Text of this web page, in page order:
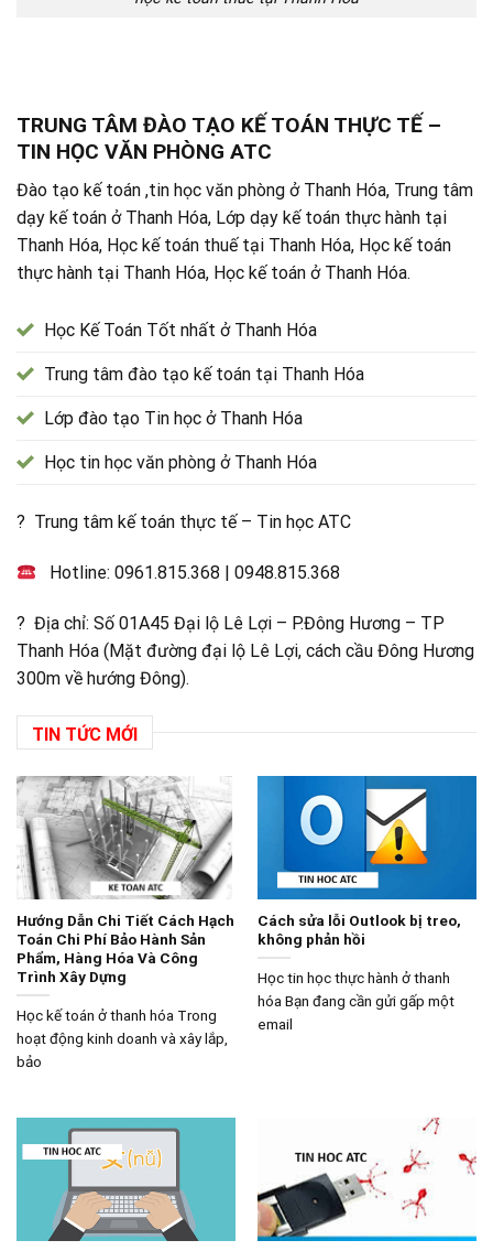
TRUNG TÂM ĐÀO TẠO KẾ TOÁN THỰC TẾ –
TIN HỌC VĂN PHÒNG ATC
Đào tạo kế toán ,tin học văn phòng ở Thanh Hóa, Trung tâm
dạy kế toán ở Thanh Hóa, Lớp dạy kế toán thực hành tại
Thanh Hóa, Học kế toán thuế tại Thanh Hóa, Học kế toán
thực hành tại Thanh Hóa, Học kế toán ở Thanh Hóa.
Học Kế Toán Tốt nhất ở Thanh Hóa
Trung tâm đào tạo kế toán tại Thanh Hóa
Lớp đào tạo Tin học ở Thanh Hóa
Học tin học văn phòng ở Thanh Hóa
? Trung tâm kế toán thực tế – Tin học ATC
Hotline:0961.815.368 |0948.815.368
? Địa chỉ: Số 01A45 Đại lộ Lê Lợi – P.Đông Hương – TP
Thanh Hóa (Mặt đường đại lộ Lê Lợi, cách cầu Đông Hương
300m về hướng Đông).
TIN TỨC MỚI
Hướng Dẫn Chi Tiết Cách Hạch
Toán Chi Phí Bảo Hành Sản
Phẩm, Hàng Hóa Và Công
Trình Xây Dựng
Học kế toán ở thanh hóa Trong
hoạt động kinh doanh và xây lắp,
bảo
Cách sửa lỗi Outlook bị treo,
không phản hồi
Học tin học thực hành ở thanh
hóa Bạn đang cần gửi gấp một
email